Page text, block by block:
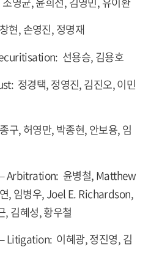
현, 손영진, 정명재
선용승, 김용호
정경택, 정영진, 김진오, 이민
, 허영만, 박종현, 안보용, 임
Arbitration: 윤병철, Matthew
, 임병우, Joel E. Richardson,
, 김혜성, 황우철
Litigation: 이혜광, 정진영, 김